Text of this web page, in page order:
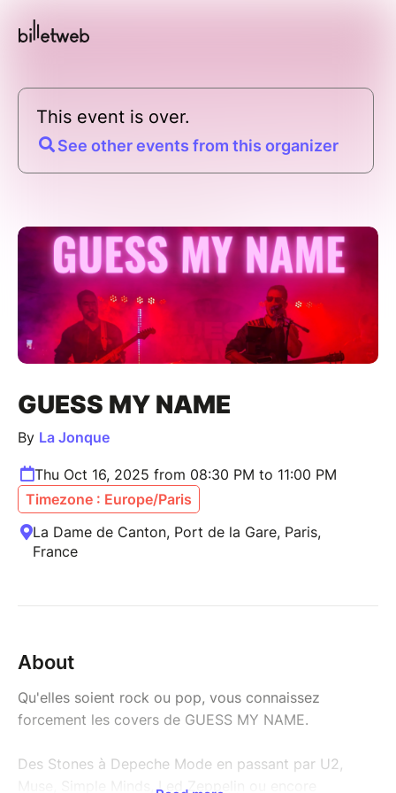
This event is over.
See other events from this organizer
GUESS MY NAME
By La Jonque
Thu Oct 16, 2025 from 08:30 PM to 11:00 PM
Timezone : Europe/Paris
La Dame de Canton, Port de la Gare, Paris,
France
About
Qu'elles soient rock ou pop, vous connaissez
forcement les covers de GUESS MY NAME.
Des Stones à Depeche Mode en passant par U2,
Muse, Simple Minds, Led Zeppelin ou encore